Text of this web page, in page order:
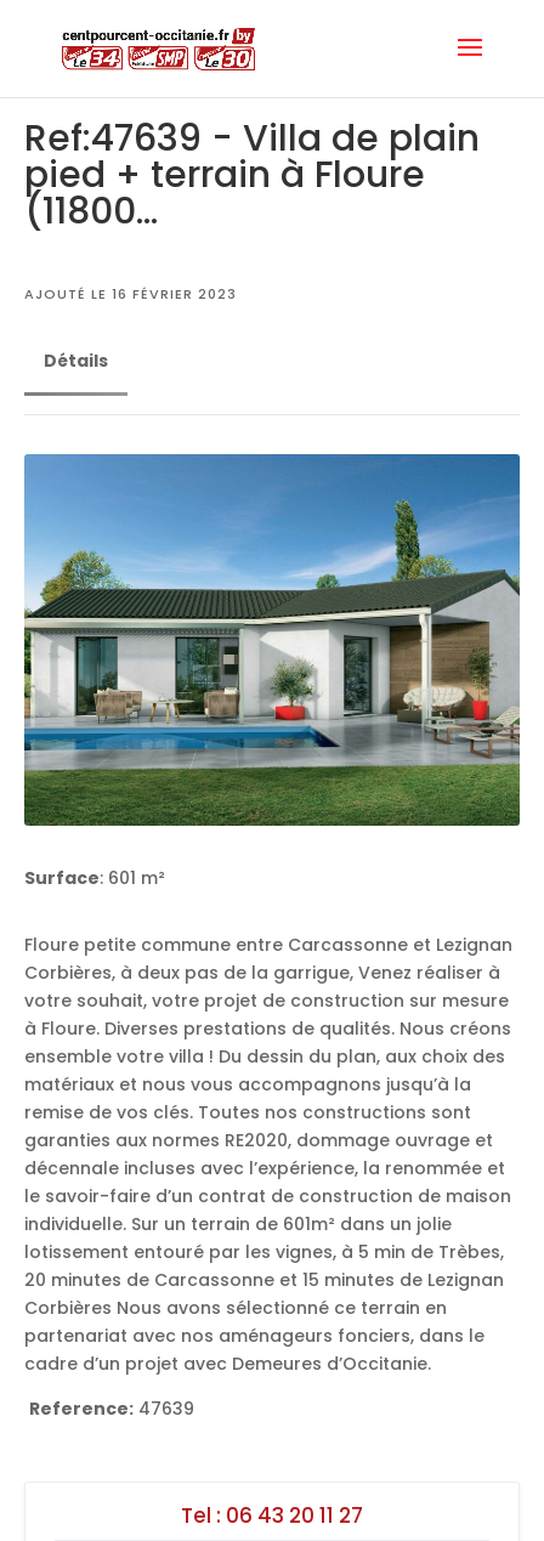
Ref:47639 - Villa de plain
pied + terrain à Floure
(11800...
AJOUTÉ LE 16 FÉVRIER 2023
Détails
Surface: 601 m²
Floure petite commune entre Carcassonne et Lezignan
Corbières, à deux pas de la garrigue, Venez réaliser à
votre souhait, votre projet de construction sur mesure
à Floure. Diverses prestations de qualités. Nous créons
ensemble votre villa ! Du dessin du plan, aux choix des
matériaux et nous vous accompagnons jusqu’à la
remise de vos clés. Toutes nos constructions sont
garanties aux normes RE2020, dommage ouvrage et
décennale incluses avec l’expérience, la renommée et
le savoir-faire d’un contrat de construction de maison
individuelle. Sur un terrain de 601m² dans un jolie
lotissement entouré par les vignes, à 5 min de Trèbes,
20 minutes de Carcassonne et 15 minutes de Lezignan
Corbières Nous avons sélectionné ce terrain en
partenariat avec nos aménageurs fonciers, dans le
cadre d’un projet avec Demeures d’Occitanie.
Reference: 47639
Tel : 06 43 20 11 27